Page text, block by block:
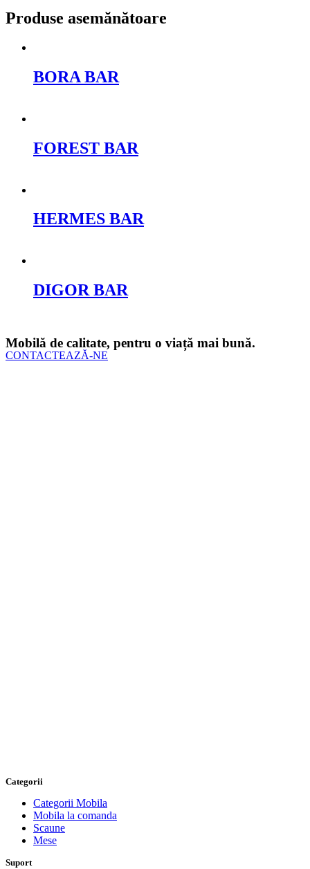
Produse asemănătoare
BORA BAR
FOREST BAR
HERMES BAR
DIGOR BAR
Mobilă de calitate, pentru o viață mai bună.
CONTACTEAZĂ-NE
Categorii
Categorii Mobila
Mobila la comanda
Scaune
Mese
Suport